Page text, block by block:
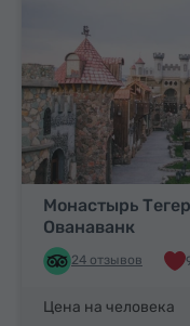
Монастырь
Ованаванк
24 отзывов
Цена на человека